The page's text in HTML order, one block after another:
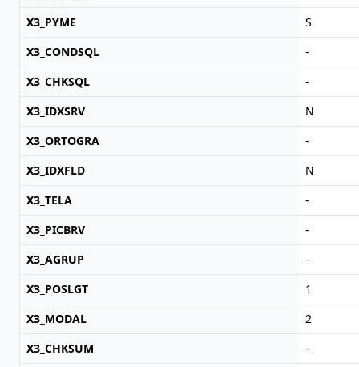
X3_PYME
S
X3_CONDSQL
-
X3_CHKSQL
-
X3_IDXSRV
N
X3_ORTOGRA
-
X3_IDXFLD
N
X3_TELA
-
X3_PICBRV
-
X3_AGRUP
-
X3_POSLGT
1
X3_MODAL
2
X3_CHKSUM
-